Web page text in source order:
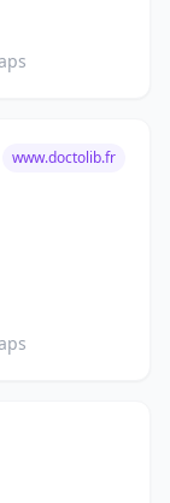
www.doctolib.fr